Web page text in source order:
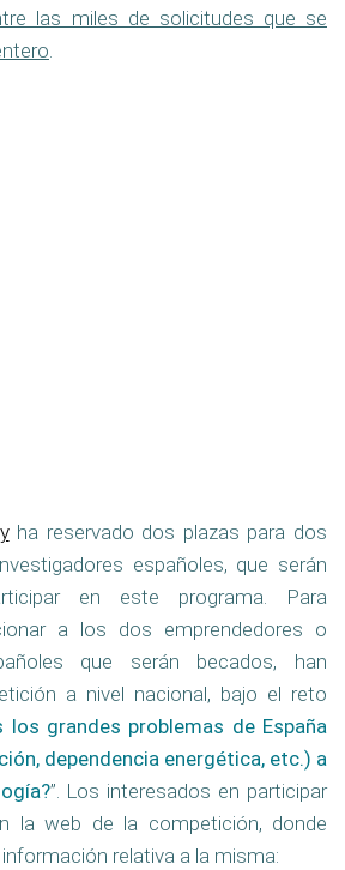
las miles de solicitudes que se
.
ha reservado dos plazas para dos
españoles, que serán
en este programa. Para
a los dos emprendedores o
que serán becados, han
a nivel nacional, bajo el reto
los grandes problemas de España
dependencia energética, etc.) a
”. Los interesados en participar
la web de la competición, donde
relativa a la misma: